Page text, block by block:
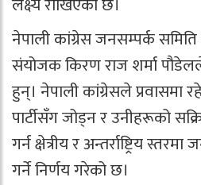
नेपाली कांग्रेस जनसम्पर्क
संयोजक किरण राज शर्मा
हुन्। नेपाली कांग्रेसले प्रवासमा
पार्टीसँग जोड्न र उनीहरूको
गर्न क्षेत्रीय र अन्तर्राष्ट्रिय
गर्ने निर्णय गरेको छ।